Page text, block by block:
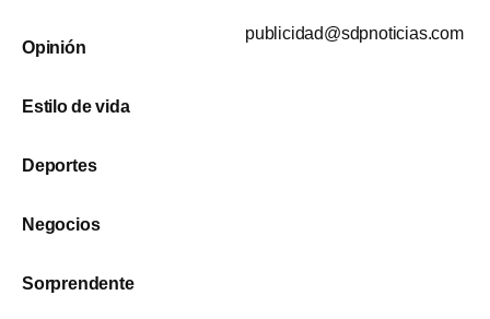
Opinión
Estilo de vida
Deportes
Negocios
Sorprendente
publicidad@sdpnoticias.com